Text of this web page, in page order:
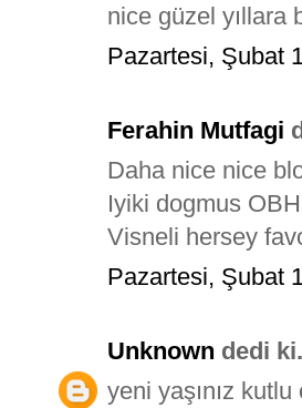
nice güzel yıllara
Pazartesi, Şubat
Ferahin Mutfagi
Daha nice nice
Iyiki dogmus
Visneli hersey
Pazartesi, Şubat
Unknown dedi
yeni yaşınız